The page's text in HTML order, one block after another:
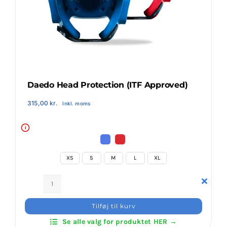
Klubaftalesider – Find din klub
Brodering / Tryk
Om Invictus Fightwear
Nyheder
Daedo Head Protection (ITF Approved)
315,00kr. Inkl. moms
i
XS S M L XL
Protection
(ITF
Tilføj til kurv
Se alle valg for produktet HER →